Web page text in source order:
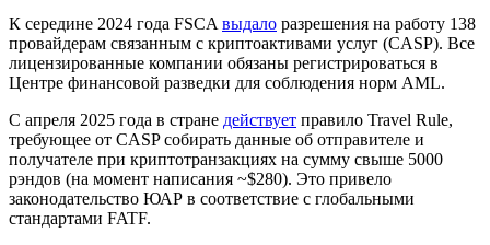
К середине 2024 года FSCA выдало разрешения на работу 138
провайдерам связанным с криптоактивами услуг (CASP). Все
лицензированные компании обязаны регистрироваться в
Центре финансовой разведки для соблюдения норм AML.
С апреля 2025 года в стране действует правило Travel Rule,
требующее от CASP собирать данные об отправителе и
получателе при криптотранзакциях на сумму свыше 5000
рэндов (на момент написания ~$280). Это привело
законодательство ЮАР в соответствие с глобальными
стандартами FATF.